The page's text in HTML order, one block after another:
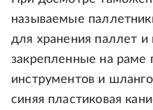
называемые
для хранения паллет и
закрепленные на раме
инструментов и
синяя пластиковая